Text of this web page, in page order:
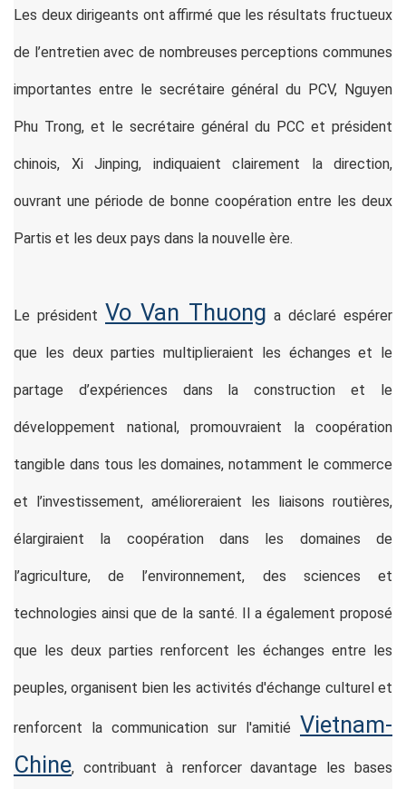
Les deux dirigeants ont affirmé que les résultats fructueux
de l’entretien avec de nombreuses perceptions communes
importantes entre le secrétaire général du PCV, Nguyen
Phu Trong, et le secrétaire général du PCC et président
chinois, Xi Jinping, indiquaient clairement la direction,
ouvrant une période de bonne coopération entre les deux
Partis et les deux pays dans la nouvelle ère.
Le président Vo Van Thuong a déclaré espérer
que les deux parties multiplieraient les échanges et le
partage d’expériences dans la construction et le
développement national, promouvraient la coopération
tangible dans tous les domaines, notamment le commerce
et l’investissement, amélioreraient les liaisons routières,
élargiraient la coopération dans les domaines de
l’agriculture, de l’environnement, des sciences et
technologies ainsi que de la santé. Il a également proposé
que les deux parties renforcent les échanges entre les
peuples, organisent bien les activités d'échange culturel et
renforcent la communication sur l'amitié Vietnam-
Chine, contribuant à renforcer davantage les bases